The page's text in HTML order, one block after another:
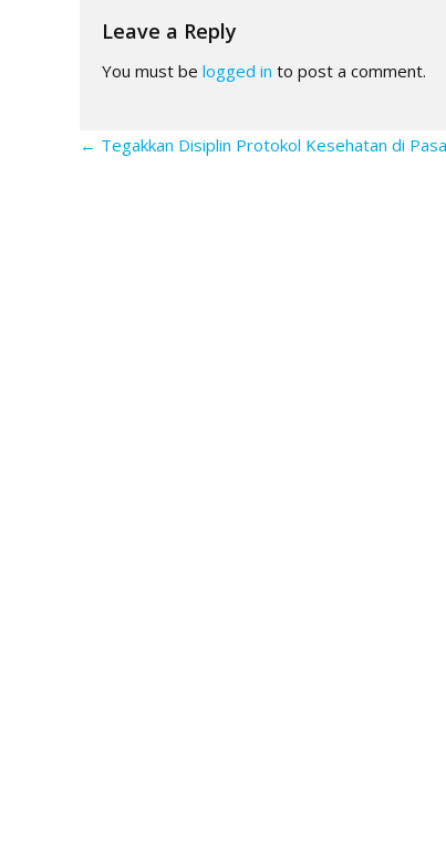
Leave a Reply
You must be logged in to post a comment.
← Tegakkan Disiplin Protokol Kesehatan di